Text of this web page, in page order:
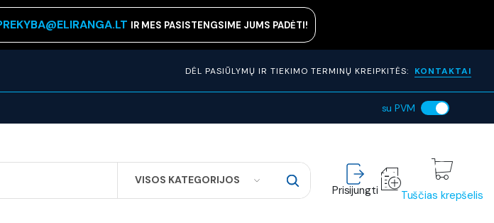
IR MES PASISTENGSIME JUMS PADĖTI!
DĖL PASIŪLYMŲ IR TIEKIMO TERMINŲ KREIPKITĖS: KONTAKTAI
su PVM
VISOS KATEGORIJOS
SEARCH Prisijungti Tuščias krepšelis